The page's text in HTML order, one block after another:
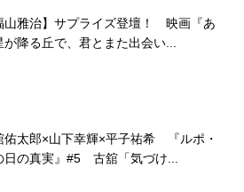
山雅治】サプライズ登壇！ 映画『あ
が降る丘で、君とまた出会い...
佑太郎×山下幸輝×平子祐希 『ルポ・
日の真実』#5 古舘「気づけ...